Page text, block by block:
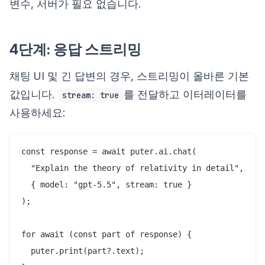
변수, 서버가 필요 없습니다.
4단계: 응답 스트리밍
채팅 UI 및 긴 답변의 경우, 스트리밍이 올바른 기본
값입니다.
stream: true 를 전달하고 이터레이터를
사용하세요:
const response = await puter.ai.chat(
  "Explain the theory of relativity in detail",
  { model: "gpt-5.5", stream: true }
);
for await (const part of response) {
  puter.print(part?.text);